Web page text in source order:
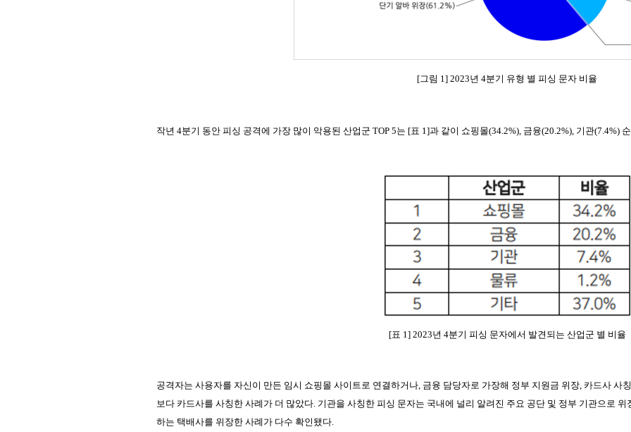
[그림 1] 2023년 4분기 유형 별 피싱 문자 비율
작년 4분기 동안 피싱 공격에 가장 많이 악용된 산업군 TOP 5는 [표 1]과 같이 쇼핑몰(34.2%), 금융(20.2%), 기관(7.4%)
[표 1] 2023년 4분기 피싱 문자에서 발견되는 산업군 별 비율
공격자는 사용자를 자신이 만든 임시 쇼핑몰 사이트로 연결하거나, 금융 담당자로 가장해 정부 지원금 위장, 카드사 사
보다 카드사를 사칭한 사례가 더 많았다. 기관을 사칭한 피싱 문자는 국내에 널리 알려진 주요 공단 및 정부 기관으로
하는 택배사를 위장한 사례가 다수 확인됐다.